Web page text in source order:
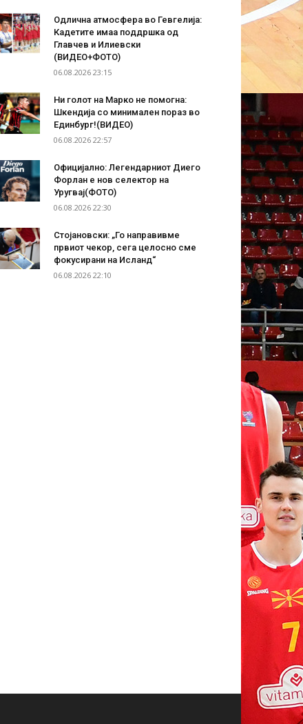
Одлична атмосфера во Гевгелија:
Кадетите имаа поддршка од
Главчев и Илиевски
(ВИДЕО+ФОТО)
06.08.2026 23:15
Ни голот на Марко не помогна:
Шкендија со минимален пораз во
Единбург!(ВИДЕО)
06.08.2026 22:57
Официјално: Легендарниот Диего
Форлан е нов селектор на
Уругвај(ФОТО)
06.08.2026 22:30
Стојановски: „Го направивме
првиот чекор, сега целосно сме
фокусирани на Исланд“
06.08.2026 22:10